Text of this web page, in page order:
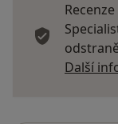
Další